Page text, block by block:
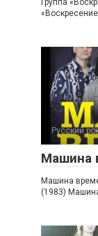
Группа
Русский
Машина
Машина
(1983)